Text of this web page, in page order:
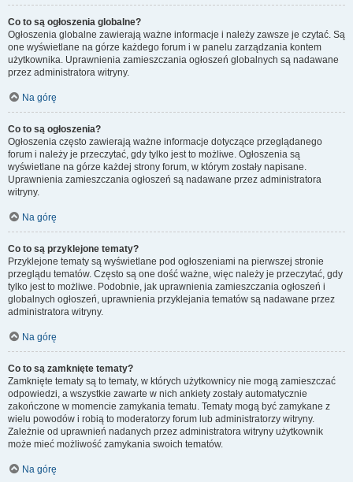
Co to są ogłoszenia globalne?
Ogłoszenia globalne zawierają ważne informacje i należy zawsze je czytać. Są
one wyświetlane na górze każdego forum i w panelu zarządzania kontem
użytkownika. Uprawnienia zamieszczania ogłoszeń globalnych są nadawane
przez administratora witryny.
Na górę
Co to są ogłoszenia?
Ogłoszenia często zawierają ważne informacje dotyczące przeglądanego
forum i należy je przeczytać, gdy tylko jest to możliwe. Ogłoszenia są
wyświetlane na górze każdej strony forum, w którym zostały napisane.
Uprawnienia zamieszczania ogłoszeń są nadawane przez administratora
witryny.
Na górę
Co to są przyklejone tematy?
Przyklejone tematy są wyświetlane pod ogłoszeniami na pierwszej stronie
przeglądu tematów. Często są one dość ważne, więc należy je przeczytać, gdy
tylko jest to możliwe. Podobnie, jak uprawnienia zamieszczania ogłoszeń i
globalnych ogłoszeń, uprawnienia przyklejania tematów są nadawane przez
administratora witryny.
Na górę
Co to są zamknięte tematy?
Zamknięte tematy są to tematy, w których użytkownicy nie mogą zamieszczać
odpowiedzi, a wszystkie zawarte w nich ankiety zostały automatycznie
zakończone w momencie zamykania tematu. Tematy mogą być zamykane z
wielu powodów i robią to moderatorzy forum lub administratorzy witryny.
Zależnie od uprawnień nadanych przez administratora witryny użytkownik
może mieć możliwość zamykania swoich tematów.
Na górę